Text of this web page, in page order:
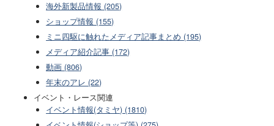
海外新製品情報 (205)
ショップ情報 (155)
ミニ四駆に触れたメディア記事まとめ (195)
メディア紹介記事 (172)
動画 (806)
年末のアレ (22)
イベント・レース関連
イベント情報(タミヤ) (1810)